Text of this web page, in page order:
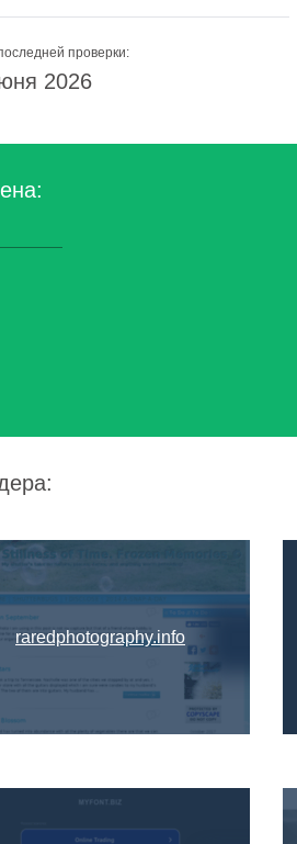
проверки:
2026
raredphotography.info